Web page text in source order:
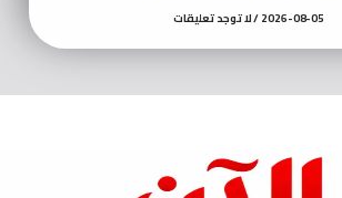
2026-08-05 لا توجد تعليقات